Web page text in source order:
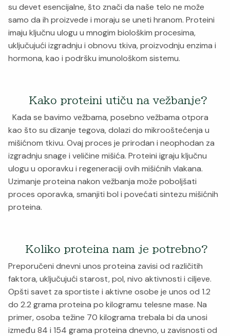
su devet esencijalne, što znači da naše telo ne može
samo da ih proizvede i moraju se uneti hranom. Proteini
imaju ključnu ulogu u mnogim biološkim procesima,
uključujući izgradnju i obnovu tkiva, proizvodnju enzima i
hormona, kao i podršku imunološkom sistemu.
Kako proteini utiču na vežbanje?
Kada se bavimo vežbama, posebno vežbama otpora
kao što su dizanje tegova, dolazi do mikrooštećenja u
mišićnom tkivu. Ovaj proces je prirodan i neophodan za
izgradnju snage i veličine mišića. Proteini igraju ključnu
ulogu u oporavku i regeneraciji ovih mišićnih vlakana.
Uzimanje proteina nakon vežbanja može poboljšati
proces oporavka, smanjiti bol i povećati sintezu mišićnih
proteina.
Koliko proteina nam je potrebno?
Preporučeni dnevni unos proteina zavisi od različitih
faktora, uključujući starost, pol, nivo aktivnosti i ciljeve.
Opšti savet za sportiste i aktivne osobe je unos od 1.2
do 2.2 grama proteina po kilogramu telesne mase. Na
primer, osoba težine 70 kilograma trebala bi da unosi
između 84 i 154 grama proteina dnevno, u zavisnosti od